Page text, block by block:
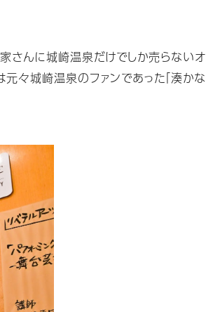
さんに城崎温泉だけでしか売らない
々城崎温泉のファンであった「湊か